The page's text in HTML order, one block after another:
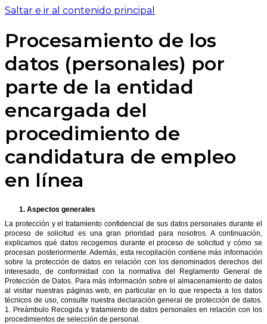
Saltar e ir al contenido principal
Procesamiento de los
datos (personales) por
parte de la entidad
encargada del
procedimiento de
candidatura de empleo
en línea
1. Aspectos generales
La protección y el tratamiento confidencial de sus datos personales durante el
proceso de solicitud es una gran prioridad para nosotros. A continuación,
explicamos qué datos recogemos durante el proceso de solicitud y cómo se
procesan posteriormente. Además, esta recopilación contiene más información
sobre la protección de datos en relación con los denominados derechos del
interesado, de conformidad con la normativa del Reglamento General de
Protección de Datos. Para más información sobre el almacenamiento de datos
al visitar nuestras páginas web, en particular en lo que respecta a los datos
técnicos de uso, consulte nuestra declaración general de protección de datos.
1. Preámbulo Recogida y tratamiento de datos personales en relación con los
procedimientos de selección de personal.